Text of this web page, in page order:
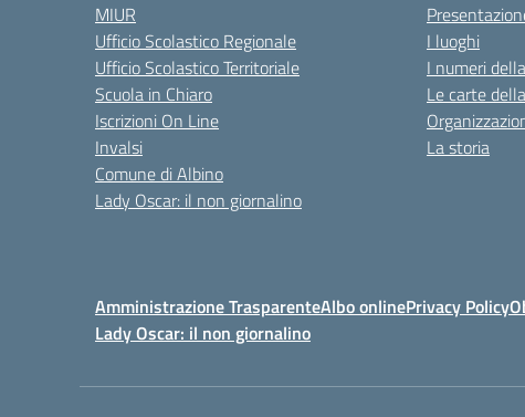
MIUR
Ufficio Scolastico Regionale
Ufficio Scolastico Territoriale
Scuola in Chiaro
Iscrizioni On Line
Invalsi
Comune di Albino
Lady Oscar: il non giornalino
I luoghi
I numeri
Le carte
La storia
Amministrazione TrasparenteAlbo onlinePrivacy Policy
Lady Oscar: il non giornalino